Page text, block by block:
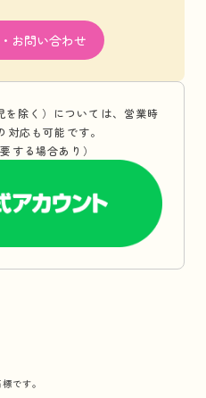
お問い合わせ
除く）については、営業時
応も可能です。
する場合あり）
です。